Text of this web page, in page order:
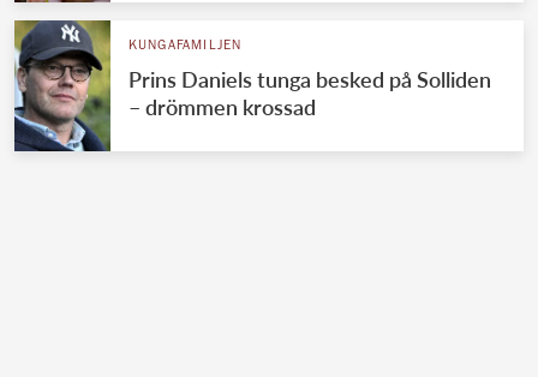
KUNGAFAMILJEN
Prins Daniels tunga besked på Solliden
– drömmen krossad